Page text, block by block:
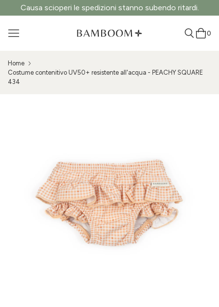
Causa scioperi le spedizioni stanno subendo ritardi.
0
Home
Costume contenitivo UV50+ resistente all'acqua - PEACHY SQUARE
434